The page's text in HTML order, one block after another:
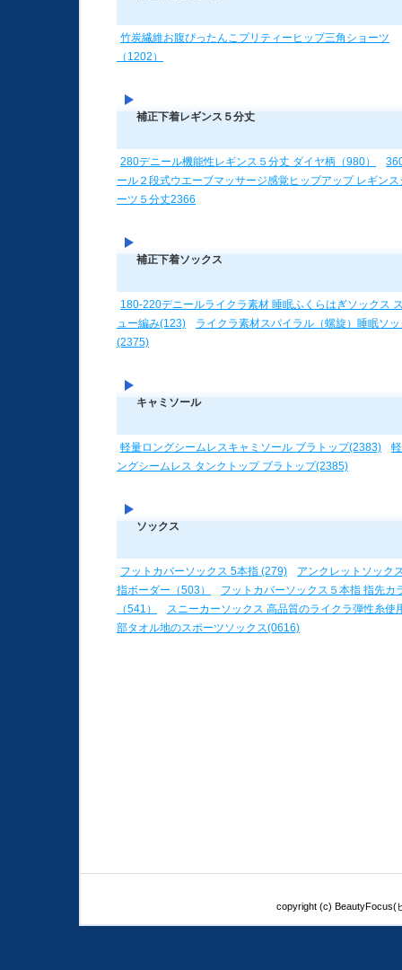
竹炭繊維お腹ぴったんこプリティーヒップ三角ショーツ
（1202）
補正下着レギンス５分丈
280デニール機能性レギンス５分丈 ダイヤ柄（980）
ール２段式ウエーブマッサージ感覚ヒップアップ レギンス
ーツ５分丈2366
補正下着ソックス
180-220デニールライクラ素材 睡眠ふくらはぎソックス
ュー編み(123)
ライクラ素材スパイラル（螺旋）睡眠ソ
(2375)
キャミソール
軽量ロングシームレスキャミソール ブラトップ(2383)
ングシームレス タンクトップ ブラトップ(2385)
ソックス
フットカバーソックス 5本指 (279)
アンクレットソック
指ボーダー（503）
フットカバーソックス５本指 指先カ
（541）
スニーカーソックス 高品質のライクラ弾性糸使
部タオル地のスポーツソックス(0616)
copyright (c) BeautyFocus(